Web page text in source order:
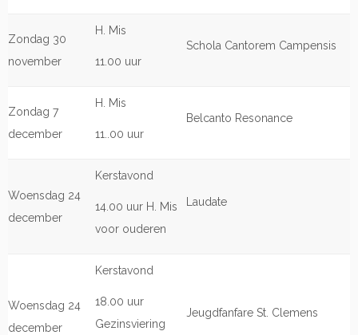
Zondag 30
november
H. Mis
11.00 uur
Schola Cantorem Campensis
Zondag 7
december
H. Mis
11..00 uur
Belcanto Resonance
Woensdag 24
december
Kerstavond
14.00 uur H. Mis
voor ouderen
Laudate
Woensdag 24
december
Kerstavond
18.00 uur
Gezinsviering
Jeugdfanfare St. Clemens